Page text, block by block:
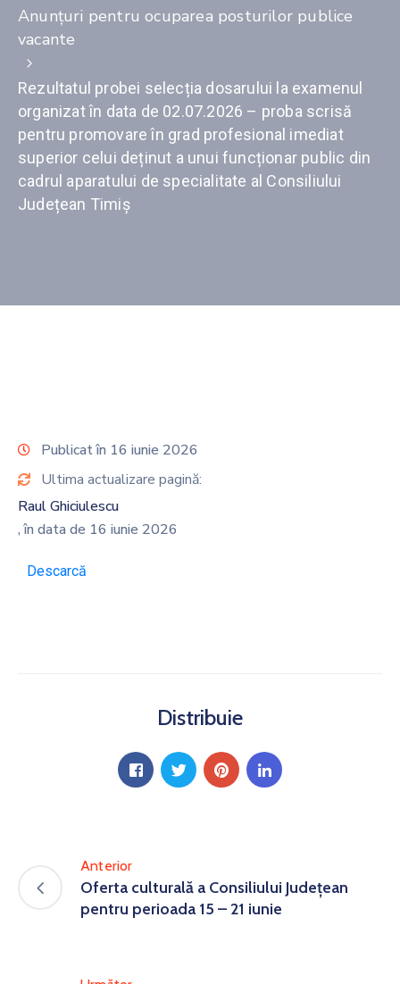
Anunţuri pentru ocuparea posturilor publice
vacante
Rezultatul probei selecția dosarului la examenul
organizat în data de 02.07.2026 – proba scrisă
pentru promovare în grad profesional imediat
superior celui deținut a unui funcționar public din
cadrul aparatului de specialitate al Consiliului
Județean Timiș
Publicat în 16 iunie 2026
Ultima actualizare pagină:
Raul Ghiciulescu
, în data de 16 iunie 2026
Descarcă
Distribuie
Anterior
Oferta culturală a Consiliului Județean
pentru perioada 15 – 21 iunie